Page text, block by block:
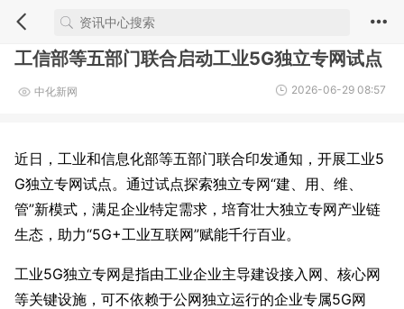
工信部等五部门联合启动工业5G独立专网试点
中化新网 2026-06-29 08:57
近日，工业和信息化部等五部门联合印发通知，开展工业5
G独立专网试点。通过试点探索独立专网“建、用、维、
管”新模式，满足企业特定需求，培育壮大独立专网产业链
生态，助力“5G+工业互联网”赋能千行百业。
工业5G独立专网是指由工业企业主导建设接入网、核心网
等关键设施，可不依赖于公网独立运行的企业专属5G网